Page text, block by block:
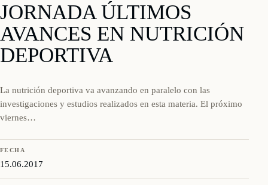
JORNADA ÚLTIMOS
AVANCES EN NUTRICIÓN
DEPORTIVA
La nutrición deportiva va avanzando en paralelo con las
investigaciones y estudios realizados en esta materia. El próximo
viernes…
FECHA
15.06.2017